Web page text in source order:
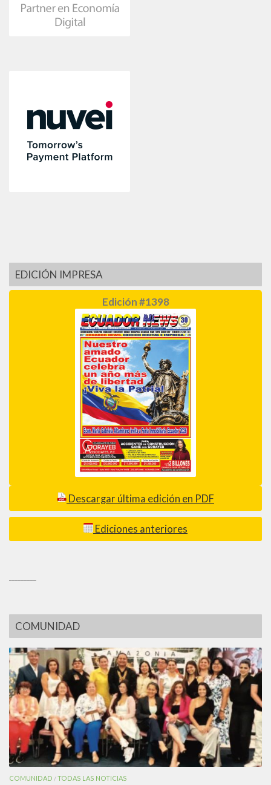
EDICIÓN IMPRESA
Edición #1398
Descargar última edición en PDF
Ediciones anteriores
COMUNIDAD
COMUNIDAD /TODAS LAS NOTICIAS